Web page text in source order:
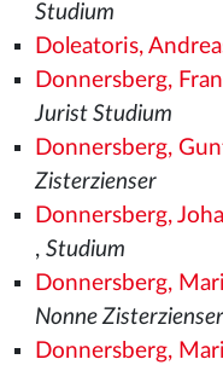
Studium
Doleatoris,
Donnersberg,
Jurist Studium
Donnersberg,
Zisterzienser
Donnersberg,
, Studium
Donnersberg,
Nonne
Donnersberg,